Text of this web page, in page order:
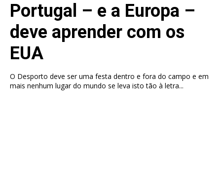
Portugal – e a Europa –
deve aprender com os
EUA
O Desporto deve ser uma festa dentro e fora do campo e em
mais nenhum lugar do mundo se leva isto tão à letra...